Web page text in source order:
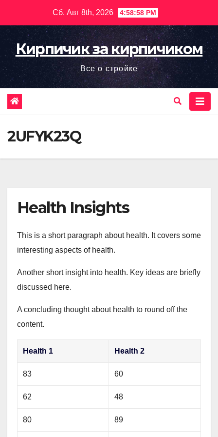
содержимому
Сб. Авг 8th, 2026 4:58:59 PM
Кирпичик за кирпичиком
Все о стройке
2UFYK23Q
Health Insights
This is a short paragraph about health. It covers some
interesting aspects of health.
Another short insight into health. Key ideas are briefly
discussed here.
A concluding thought about health to round off the
content.
Health 1 Health 2
83 60
62 48
80 89